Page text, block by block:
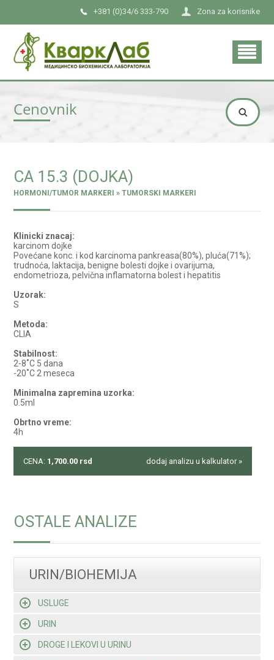
Zona za korisnike
+381 (0)34/6 333-790
Cenovnik
CA 15.3 (DOJKA)
HORMONI/TUMOR MARKERI » TUMORSKI MARKERI
Klinicki znacaj:
karcinom dojke
Povećane konc. i kod karcinoma pankreasa(80%), pluća(71%);
trudnoća, laktacija, benigne bolesti dojke i ovarijuma,
endometrioza, pelvična inflamatorna bolest i hepatitis
Uzorak:
S
Metoda:
CLIA
Stabilnost:
2-8˚C 5 dana
-20˚C 2 meseca
Minimalna zapremina uzorka:
0.5ml
Obrtno vreme:
4h
CENA: 1,700.00 rsd dodaj analizu u kalkulator »
OSTALE ANALIZE
URIN/BIOHEMIJA
USLUGE
URIN
DROGE I LEKOVI U URINU